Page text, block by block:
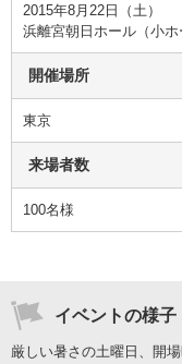
2015年8月22日（土）
浜離宮朝日ホール（小ホ
開催場所
東京
来場者数
100名様
イベントの様子
厳しい暑さの土曜日、開